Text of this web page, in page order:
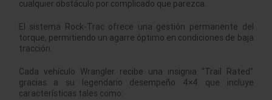
cualquier obstáculo por complicado que parezca.
El sistema Rock-Trac ofrece una gestión permanente del
torque, permitiendo un agarre óptimo en condiciones de baja
tracción.
Cada vehículo Wrangler recibe una insignia “Trail Rated”
gracias a su legendario desempeño 4×4 que incluye
características tales como: